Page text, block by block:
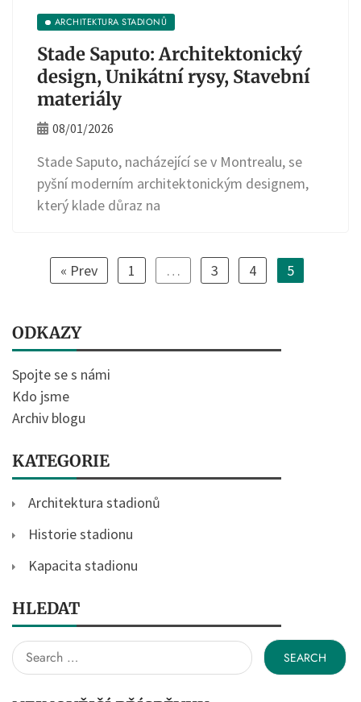
ARCHITEKTURA STADIONŮ
Stade Saputo: Architektonický
design, Unikátní rysy, Stavební
materiály
08/01/2026
Stade Saputo, nacházející se v Montrealu, se
pyšní moderním architektonickým designem,
který klade důraz na
« Prev 1 … 3 4 5
ODKAZY
Spojte se s námi
Kdo jsme
Archiv blogu
KATEGORIE
Architektura stadionů
Historie stadionu
Kapacita stadionu
HLEDAT
Search
for: